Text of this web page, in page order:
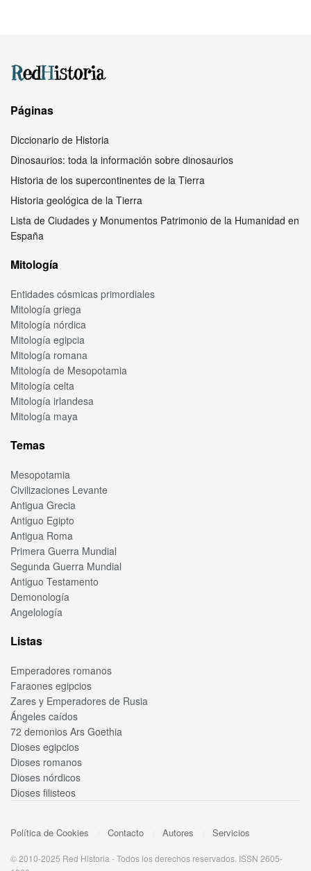
Páginas
Diccionario de Historia
Dinosaurios: toda la información sobre dinosaurios
Historia de los supercontinentes de la Tierra
Historia geológica de la Tierra
Lista de Ciudades y Monumentos Patrimonio de la Humanidad en
España
Mitología
Entidades cósmicas primordiales
Mitología griega
Mitología nórdica
Mitología egipcia
Mitología romana
Mitología de Mesopotamia
Mitología celta
Mitología irlandesa
Mitología maya
Temas
Mesopotamia
Civilizaciones Levante
Antigua Grecia
Antiguo Egipto
Antigua Roma
Primera Guerra Mundial
Segunda Guerra Mundial
Antiguo Testamento
Demonología
Angelología
Listas
Emperadores romanos
Faraones egipcios
Zares y Emperadores de Rusia
Ángeles caídos
72 demonios Ars Goethia
Dioses egipcios
Dioses romanos
Dioses nórdicos
Dioses filisteos
Política de Cookies Contacto Autores Servicios
© 2010-2025 Red Historia - Todos los derechos reservados. ISSN 2605-